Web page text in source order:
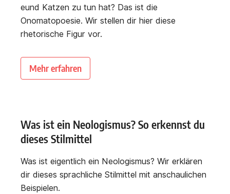
eund Katzen zu tun hat? Das ist die
Onomatopoesie. Wir stellen dir hier diese
rhetorische Figur vor.
Mehr erfahren
Was ist ein Neologismus? So erkennst du
dieses Stilmittel
Was ist eigentlich ein Neologismus? Wir erklären
dir dieses sprachliche Stilmittel mit anschaulichen
Beispielen.